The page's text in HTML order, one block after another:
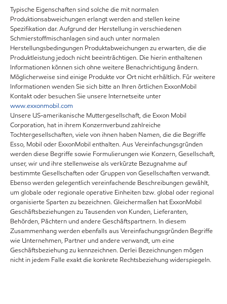
Typische Eigenschaften sind solche die mit normalen
Produktionsabweichungen erlangt werden and stellen keine
Spezifikation dar. Aufgrund der Herstellung in verschiedenen
Schmierstoffmischanlagen sind auch unter normalen
Herstellungsbedingungen Produktabweichungen zu erwarten, die die
Produktleistung jedoch nicht beeinträchtigen. Die hierin enthaltenen
Informationen können sich ohne weitere Benachrichtigung ändern.
Möglicherweise sind einige Produkte vor Ort nicht erhältlich. Für weitere
Informationen wenden Sie sich bitte an Ihren örtlichen ExxonMobil
Kontakt oder besuchen Sie unsere Internetseite unter
www.exxonmobil.com
Unsere US-amerikanische Muttergesellschaft, die Exxon Mobil
Corporation, hat in ihrem Konzernverbund zahlreiche
Tochtergesellschaften, viele von ihnen haben Namen, die die Begriffe
Esso, Mobil oder ExxonMobil enthalten. Aus Vereinfachungsgründen
werden diese Begriffe sowie Formulierungen wie Konzern, Gesellschaft,
unser, wir und ihre stellenweise als verkürzte Bezugnahme auf
bestimmte Gesellschaften oder Gruppen von Gesellschaften verwandt.
Ebenso werden gelegentlich vereinfachende Beschreibungen gewählt,
um globale oder regionale operative Einheiten bzw. global oder regional
organisierte Sparten zu bezeichnen. Gleichermaßen hat ExxonMobil
Geschäftsbeziehungen zu Tausenden von Kunden, Lieferanten,
Behörden, Pächtern und andere Geschäftspartnern. In diesem
Zusammenhang werden ebenfalls aus Vereinfachungsgründen Begriffe
wie Unternehmen, Partner und andere verwandt, um eine
Geschäftsbeziehung zu kennzeichnen. Derlei Bezeichnungen mögen
nicht in jedem Falle exakt die konkrete Rechtsbeziehung widerspiegeln.